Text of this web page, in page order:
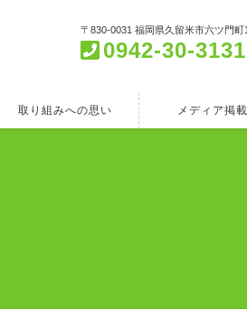
〒830-0031 福岡県久留米市六ツ門町
0942-30-3131
取り組みへの思い メディア掲載